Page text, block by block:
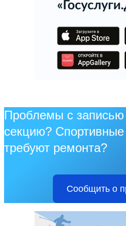
Проблемы с записью
секцию?
требуют ремонта?
Сообщить о